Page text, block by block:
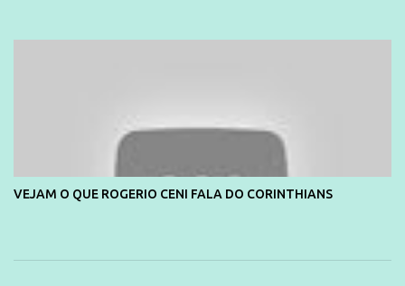
VEJAM O QUE ROGERIO CENI FALA DO CORINTHIANS